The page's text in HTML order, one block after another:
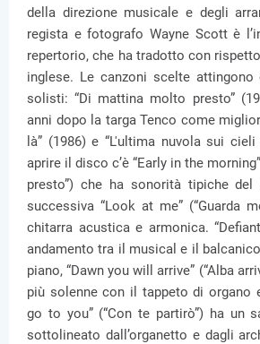
della direzione musicale e degli
regista e fotografo Wayne Scott è
repertorio, che ha tradotto con
inglese. Le canzoni scelte
solisti: “Di mattina molto presto”
anni dopo la targa Tenco come
là” (1986) e “L'ultima nuvola sui cieli
aprire il disco c’è “Early in the
presto”) che ha sonorità tipiche
successiva “Look at me” (“Guarda
chitarra acustica e armonica.
andamento tra il musical e il
piano, “Dawn you will arrive” (“Alba
più solenne con il tappeto di organo
go to you” (“Con te partirò”) ha un
sottolineato dall’organetto e dagli